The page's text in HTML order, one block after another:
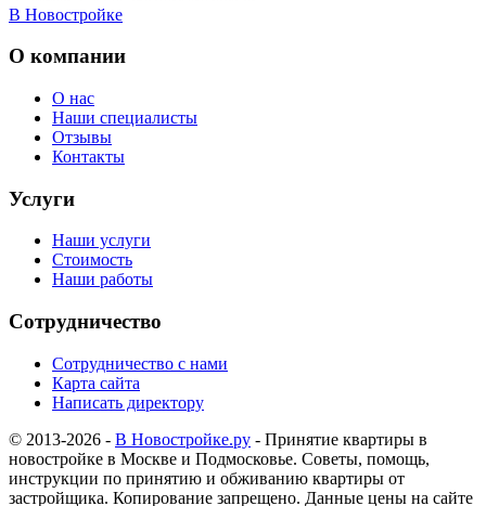
В Новостройке
О компании
О нас
Наши специалисты
Отзывы
Контакты
Услуги
Наши услуги
Стоимость
Наши работы
Сотрудничество
Сотрудничество с нами
Карта сайта
Написать директору
© 2013-2026 - В Новостройке.ру - Принятие квартиры в
новостройке в Москве и Подмосковье. Советы, помощь,
инструкции по принятию и обживанию квартиры от
застройщика. Копирование запрещено. Данные цены на сайте